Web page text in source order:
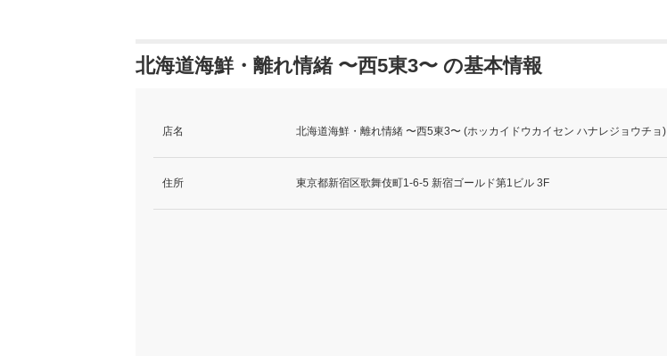
北海道海鮮・離れ情緒 〜西5東3〜 の基本情報
店名 北海道海鮮・離れ情緒 〜西5東3〜 (ホッカイドウカイセン ハナレジョウチョ)
住所 東京都新宿区歌舞伎町1-6-5 新宿ゴールド第1ビル 3F